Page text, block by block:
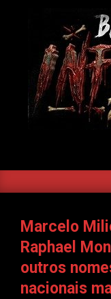
DO
Navigation
Marcelo
Raphael
outros
nacionais